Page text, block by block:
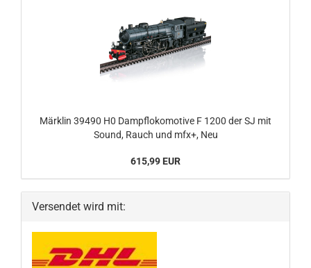
Märklin 39490 H0 Dampflokomotive F 1200 der SJ mit
Sound, Rauch und mfx+, Neu
615,99 EUR
Versendet wird mit: